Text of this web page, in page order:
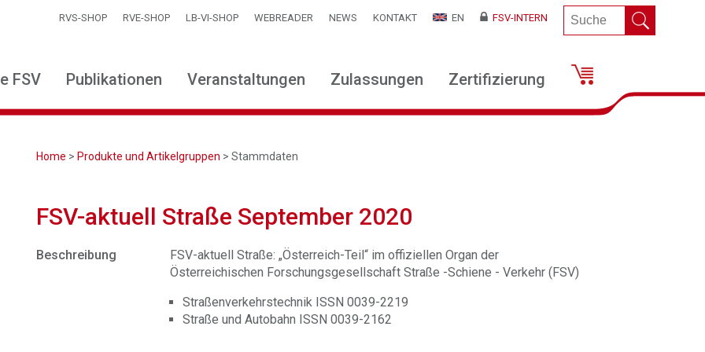
RVS-SHOP RVE-SHOP LB-VI-SHOP WEBREADER NEWS KONTAKT EN FSV-INTERN
FSV Publikationen Veranstaltungen Zulassungen Zertifizierung
Home > Produkte und Artikelgruppen > Stammdaten
FSV-aktuell Straße September 2020
Beschreibung
FSV-aktuell Straße: „Österreich-Teil“ im offiziellen Organ der
Österreichischen Forschungsgesellschaft Straße -Schiene - Verkehr (FSV)
Straßenverkehrstechnik ISSN 0039-2219
Straße und Autobahn ISSN 0039-2162